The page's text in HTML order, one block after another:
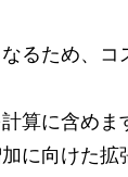
るため、コ
算に含めま
に向けた拡